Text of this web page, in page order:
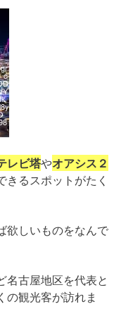
レビ塔やオアシス２
るスポットがたく
欲しいものをなんで
名古屋地区を代表と
の観光客が訪れま